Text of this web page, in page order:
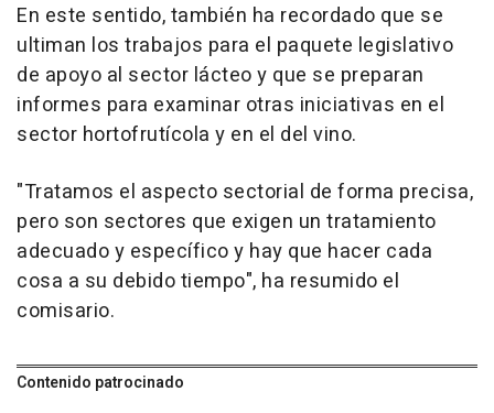
En este sentido, también ha recordado que se
ultiman los trabajos para el paquete legislativo
de apoyo al sector lácteo y que se preparan
informes para examinar otras iniciativas en el
sector hortofrutícola y en el del vino.
"Tratamos el aspecto sectorial de forma precisa,
pero son sectores que exigen un tratamiento
adecuado y específico y hay que hacer cada
cosa a su debido tiempo", ha resumido el
comisario.
Contenido patrocinado